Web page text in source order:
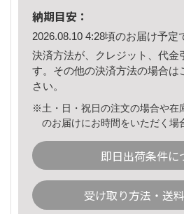
納期目安：
2026.08.10 4:28頃のお届け予定
決済方法が、クレジット、代金
す。その他の決済方法の場合は
さい。
※土・日・祝日の注文の場合や在
のお届けにお時間をいただく場
即日出荷条件に
受け取り方法・送